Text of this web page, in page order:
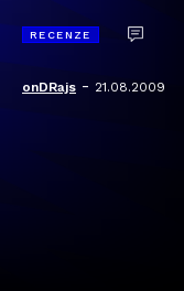
RECENZE
onDRajs - 21.08.2009